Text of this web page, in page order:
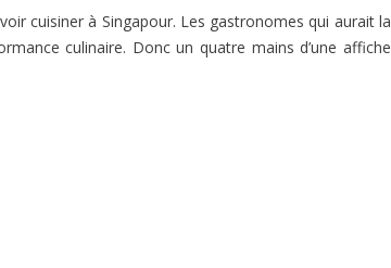
cuisiner à Singapour. Les gastronomes qui aurait la
culinaire. Donc un quatre mains d’une affiche